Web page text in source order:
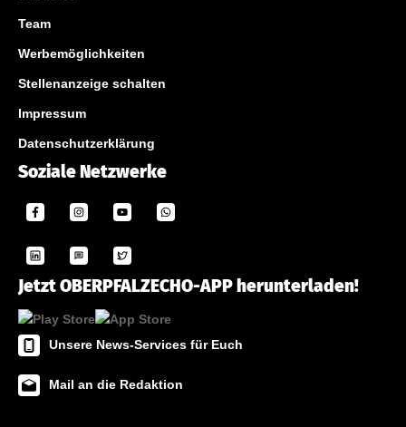
Team
Werbemöglichkeiten
Stellenanzeige schalten
Impressum
Datenschutzerklärung
Soziale Netzwerke
Jetzt OBERPFALZECHO-APP herunterladen!
Unsere News-Services für Euch
Mail an die Redaktion